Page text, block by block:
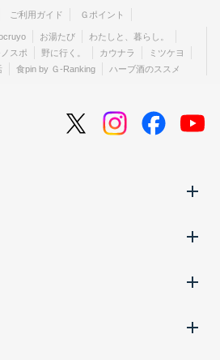
ご利用ガイド Ｇポイント
お湯たび
わたしと、暮らし。
スポ 野に行く。 カウナラ
ミツケヨ
食pin by Ｇ-Ranking ハーブ酒のススメ